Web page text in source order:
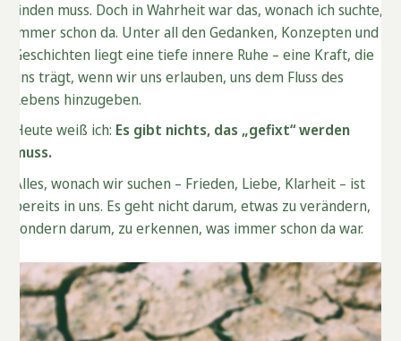
finden muss. Doch in Wahrheit war das, wonach ich suchte,
immer schon da. Unter all den Gedanken, Konzepten und
Geschichten liegt eine tiefe innere Ruhe – eine Kraft, die
uns trägt, wenn wir uns erlauben, uns dem Fluss des
Lebens hinzugeben.
Heute weiß ich: Es gibt nichts, das „gefixt“ werden
muss.
Alles, wonach wir suchen – Frieden, Liebe, Klarheit – ist
bereits in uns. Es geht nicht darum, etwas zu verändern,
sondern darum, zu erkennen, was immer schon da war.